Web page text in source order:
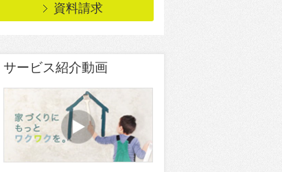
資料請求
サービス紹介動画